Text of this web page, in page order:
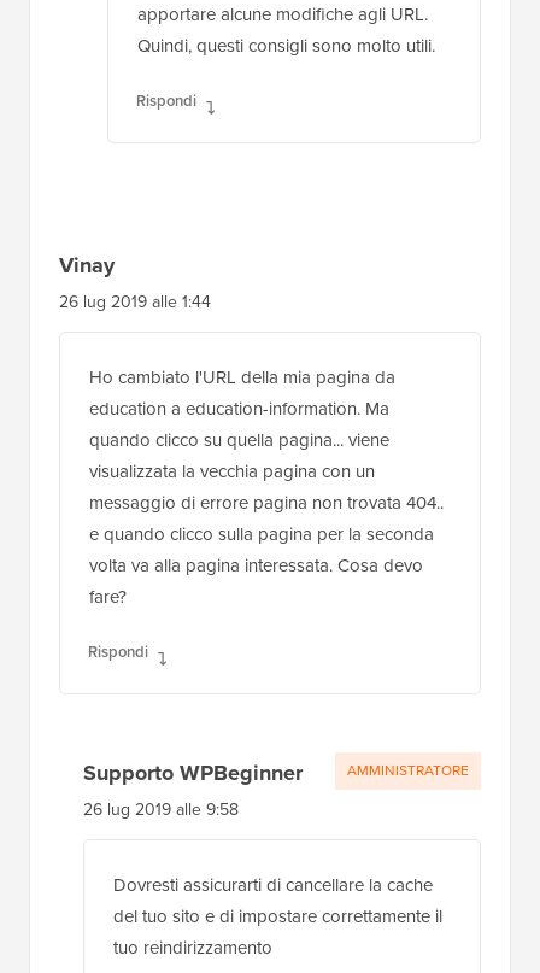
apportare alcune modifiche agli URL.
Quindi, questi consigli sono molto utili.
Rispondi
Vinay
26 lug 2019 alle 1:44
Ho cambiato l'URL della mia pagina da
education a education-information. Ma
quando clicco su quella pagina... viene
visualizzata la vecchia pagina con un
messaggio di errore pagina non trovata 404..
e quando clicco sulla pagina per la seconda
volta va alla pagina interessata. Cosa devo
fare?
Rispondi
Supporto WPBeginner
26 lug 2019 alle 9:58
Dovresti assicurarti di cancellare la cache
del tuo sito e di impostare correttamente il
tuo reindirizzamento
AMMINISTRATORE